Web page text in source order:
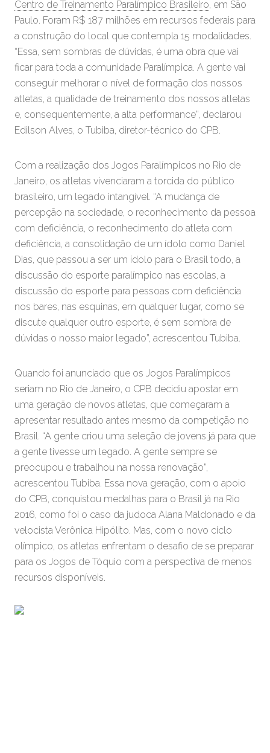
Centro de Treinamento Paralímpico Brasileiro , em São
Paulo. Foram R$ 187 milhões em recursos federais para
a construção do local que contempla 15 modalidades.
“Essa, sem sombras de dúvidas, é uma obra que vai
ficar para toda a comunidade Paralímpica. A gente vai
conseguir melhorar o nível de formação dos nossos
atletas, a qualidade de treinamento dos nossos atletas
e, consequentemente, a alta performance”, declarou
Edilson Alves, o Tubiba, diretor-técnico do CPB.
Com a realização dos Jogos Paralímpicos no Rio de
Janeiro, os atletas vivenciaram a torcida do público
brasileiro, um legado intangível. “A mudança de
percepção na sociedade, o reconhecimento da pessoa
com deficiência, o reconhecimento do atleta com
deficiência, a consolidação de um ídolo como Daniel
Dias, que passou a ser um ídolo para o Brasil todo, a
discussão do esporte paralímpico nas escolas, a
discussão do esporte para pessoas com deficiência
nos bares, nas esquinas, em qualquer lugar, como se
discute qualquer outro esporte, é sem sombra de
dúvidas o nosso maior legado”, acrescentou Tubiba.
Quando foi anunciado que os Jogos Paralímpicos
seriam no Rio de Janeiro, o CPB decidiu apostar em
uma geração de novos atletas, que começaram a
apresentar resultado antes mesmo da competição no
Brasil. “A gente criou uma seleção de jovens já para que
a gente tivesse um legado. A gente sempre se
preocupou e trabalhou na nossa renovação”,
acrescentou Tubiba. Essa nova geração, com o apoio
do CPB, conquistou medalhas para o Brasil já na Rio
2016, como foi o caso da judoca Alana Maldonado e da
velocista Verônica Hipólito. Mas, com o novo ciclo
olímpico, os atletas enfrentam o desafio de se preparar
para os Jogos de Tóquio com a perspectiva de menos
recursos disponíveis.